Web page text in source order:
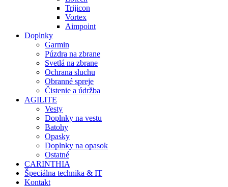
Trijicon
Vortex
Aimpoint
Doplnky
Garmin
Púzdra na zbrane
Svetlá na zbrane
Ochrana sluchu
Obranné spreje
Čistenie a údržba
AGILITE
Vesty
Doplnky na vestu
Batohy
Opasky
Doplnky na opasok
Ostatné
CARINTHIA
Špeciálna technika & IT
Kontakt